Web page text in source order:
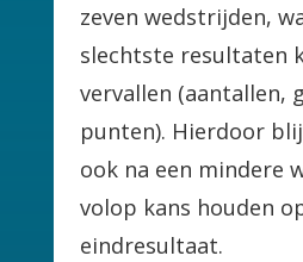
zeven wedstrijden,
slechtste resultaten
vervallen (aantallen,
punten). Hierdoor
ook na een mindere
volop kans houden
eindresultaat.